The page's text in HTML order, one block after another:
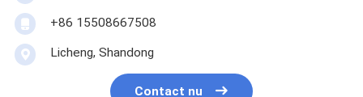
+86 15508667508
Licheng, Shandong
Contact nu